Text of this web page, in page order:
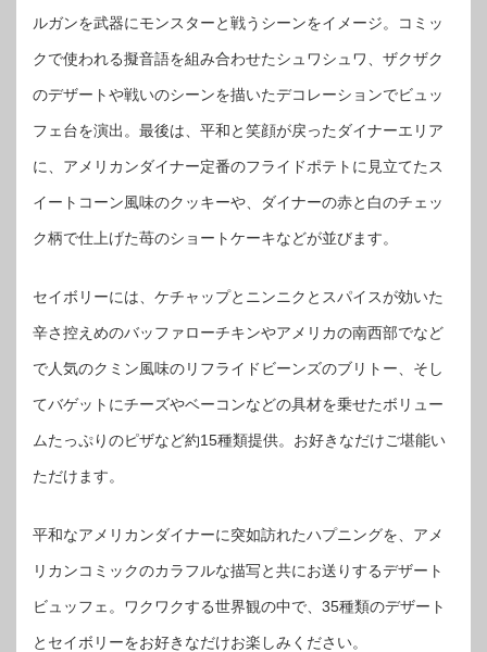
ルガンを武器にモンスターと戦うシーンをイメージ。コミッ
クで使われる擬音語を組み合わせたシュワシュワ、ザクザク
のデザートや戦いのシーンを描いたデコレーションでビュッ
フェ台を演出。最後は、平和と笑顔が戻ったダイナーエリア
に、アメリカンダイナー定番のフライドポテトに見立てたス
イートコーン風味のクッキーや、ダイナーの赤と白のチェッ
ク柄で仕上げた苺のショートケーキなどが並びます。
セイボリーには、ケチャップとニンニクとスパイスが効いた
辛さ控えめのバッファローチキンやアメリカの南西部でなど
で人気のクミン風味のリフライドビーンズのブリトー、そし
てバゲットにチーズやベーコンなどの具材を乗せたボリュー
ムたっぷりのピザなど約15種類提供。お好きなだけご堪能い
ただけます。
平和なアメリカンダイナーに突如訪れたハプニングを、アメ
リカンコミックのカラフルな描写と共にお送りするデザート
ビュッフェ。ワクワクする世界観の中で、35種類のデザート
とセイボリーをお好きなだけお楽しみください。